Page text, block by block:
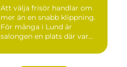
Att välja frisör handlar om
mer än en snabb klippning.
För många i Lund är
salongen en plats där var...